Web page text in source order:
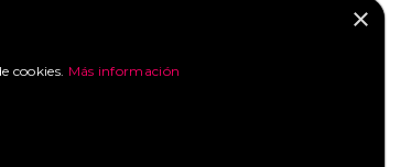
×
cookies. Más información